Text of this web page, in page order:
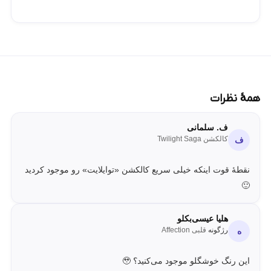
همهٔ نظرات
ف
ف. سلمانی
کالکشن Twilight Saga
نقطهٔ قوت اینکه خیلی سریع کالکشن «توایلایت» رو موجود کردید
🙂
ه
هلیا عیسی‌بکلو
رژگونه قلبی Affection
این رنگ خوشگلو موجود می‌کنید؟ 🥹